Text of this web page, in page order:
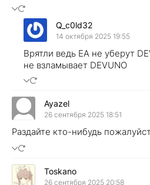
Q_c0ld32
14 октября 2025 19:55
Врятли ведь EA не уберут
не взламывает DEVUNO
Ayazel
26 сентября 2025 18:51
Раздайте кто-нибудь
Toskano
26 сентября 2025 20:58